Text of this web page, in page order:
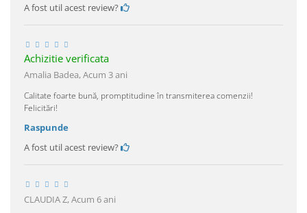
A fost util acest review?
Achizitie verificata
Amalia Badea,Acum 3 ani
Calitate foarte bună, promptitudine în transmiterea comenzii!
Felicitări!
Raspunde
A fost util acest review?
CLAUDIA Z,Acum 6 ani